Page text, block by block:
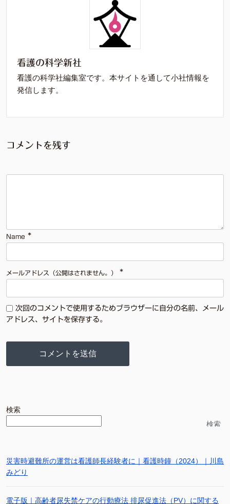
看護の科学新社
看護の科学社編集室です。本サイトを通して小社情報を
発信します。
コメントを残す
Name *
メールアドレス（公開はされません。） *
次回のコメントで使用するためブラウザーに自分の名前、メール
アドレス、サイトを保存する。
検索
検索
災害時避難所の運営は看護師長経験者に｜看護時鐘（2024）｜川島
みどり
電子版｜高齢者尿失禁ケアの行動療法 排尿促進法（PV）に関する